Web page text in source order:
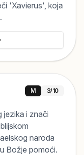
'Xavierus', koja
M 3/10
jezika i znači
naroda
Božje pomoći.